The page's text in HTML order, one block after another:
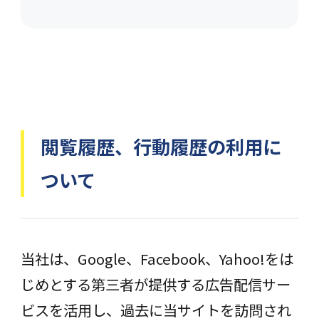
閲覧履歴、行動履歴の利用に
ついて
当社は、Google、Facebook、Yahoo!をは
じめとする第三者が提供する広告配信サー
ビスを活用し、過去に当サイトを訪問され